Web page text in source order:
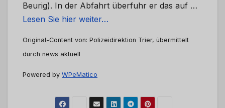
Beurig). In der Abfahrt überfuhr er das auf …
Lesen Sie hier weiter…
Original-Content von: Polizeidirektion Trier, übermittelt
durch news aktuell
Powered by WPeMatico